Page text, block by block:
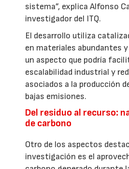
sistema”, explica Alfonso
investigador del ITQ.
El desarrollo utiliza
en materiales abundantes
un aspecto que podría
escalabilidad industrial y
asociados a la producción
bajas emisiones.
Del residuo al recurso:
de carbono
Otro de los aspectos
investigación es el